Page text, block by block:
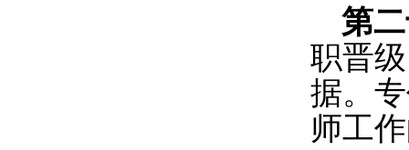
第
职晋
据。
师工